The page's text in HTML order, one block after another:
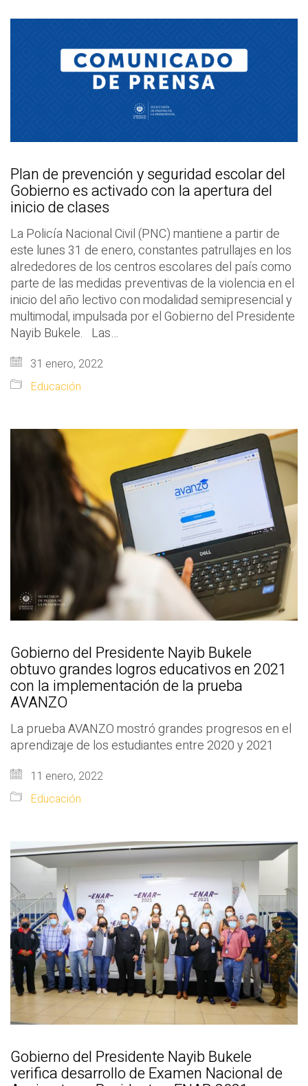
Plan de prevención y seguridad escolar del
Gobierno es activado con la apertura del
inicio de clases
La Policía Nacional Civil (PNC) mantiene a partir de
este lunes 31 de enero, constantes patrullajes en los
alrededores de los centros escolares del país como
parte de las medidas preventivas de la violencia en el
inicio del año lectivo con modalidad semipresencial y
multimodal, impulsada por el Gobierno del Presidente
Nayib Bukele. Las…
31 enero, 2022
Educación
Gobierno del Presidente Nayib Bukele
obtuvo grandes logros educativos en 2021
con la implementación de la prueba
AVANZO
La prueba AVANZO mostró grandes progresos en el
aprendizaje de los estudiantes entre 2020 y 2021
11 enero, 2022
Educación
Gobierno del Presidente Nayib Bukele
verifica desarrollo de Examen Nacional de